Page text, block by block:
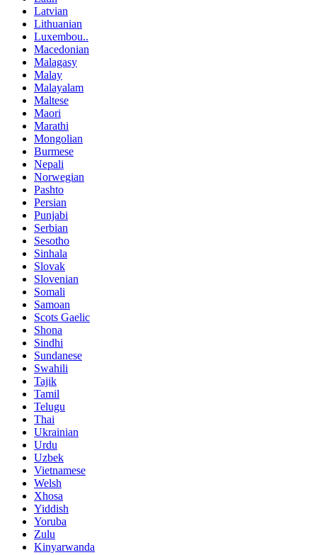
Latvian
Lithuanian
Luxembou..
Macedonian
Malagasy
Malay
Malayalam
Maltese
Maori
Marathi
Mongolian
Burmese
Nepali
Norwegian
Pashto
Persian
Punjabi
Serbian
Sesotho
Sinhala
Slovak
Slovenian
Somali
Samoan
Scots Gaelic
Shona
Sindhi
Sundanese
Swahili
Tajik
Tamil
Telugu
Thai
Ukrainian
Urdu
Uzbek
Vietnamese
Welsh
Xhosa
Yiddish
Yoruba
Zulu
Kinyarwanda